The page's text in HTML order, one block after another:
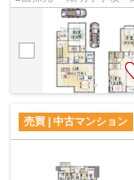
売買 | 中古マンション